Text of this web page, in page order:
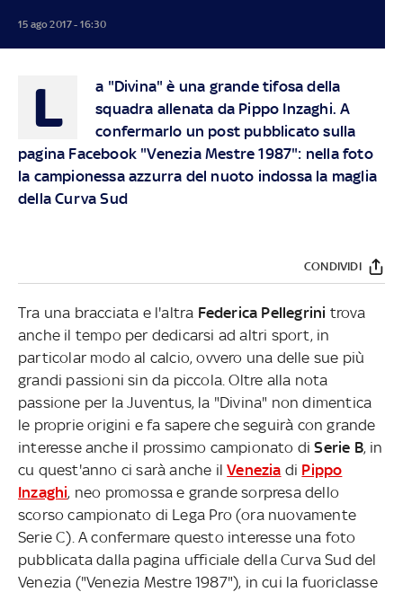
15 ago 2017 - 16:30
L
a "Divina" è una grande tifosa della
squadra allenata da Pippo Inzaghi. A
confermarlo un post pubblicato sulla
pagina Facebook "Venezia Mestre 1987": nella foto
la campionessa azzurra del nuoto indossa la maglia
della Curva Sud
CONDIVIDI
Tra una bracciata e l'altra Federica Pellegrini trova
anche il tempo per dedicarsi ad altri sport, in
particolar modo al calcio, ovvero una delle sue più
grandi passioni sin da piccola. Oltre alla nota
passione per la Juventus, la "Divina" non dimentica
le proprie origini e fa sapere che seguirà con grande
interesse anche il prossimo campionato diSerie B, in
cu quest'anno ci sarà anche ilVenezia di Pippo
Inzaghi, neo promossa e grande sorpresa dello
scorso campionato di Lega Pro (ora nuovamente
Serie C). A confermare questo interesse una foto
pubblicata dalla pagina ufficiale della Curva Sud del
Venezia ("Venezia Mestre 1987"), in cui la fuoriclasse